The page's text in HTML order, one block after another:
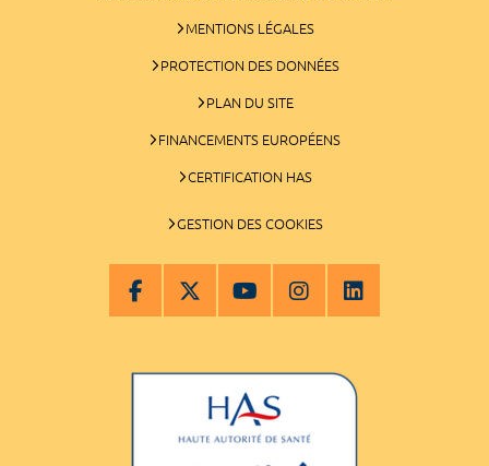
MENTIONS LÉGALES
PROTECTION DES DONNÉES
PLAN DU SITE
FINANCEMENTS EUROPÉENS
CERTIFICATION HAS
GESTION DES COOKIES